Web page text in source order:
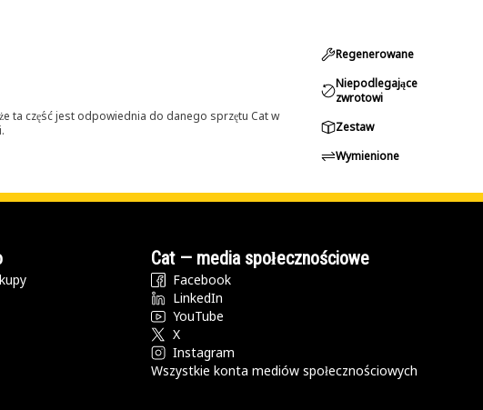
ta część jest odpowiednia do danego sprzętu Cat w
Regenerowane
Niepodlegające
zwrotowi
Zestaw
Wymienione
Cat — media społecznościowe
Facebook
LinkedIn
YouTube
X
Instagram
Wszystkie konta mediów społecznościowych